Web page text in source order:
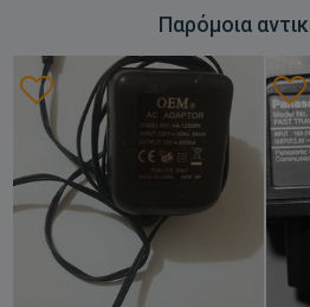
Παρόμοια